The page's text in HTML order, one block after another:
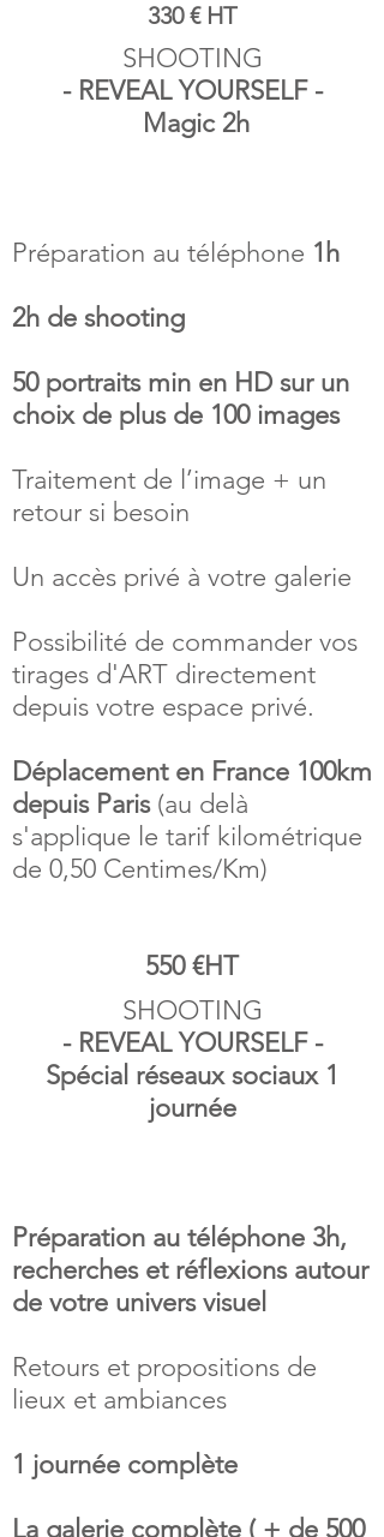
330 € HT
SHOOTING
- REVEAL YOURSELF -
Magic 2h
Préparation au téléphone 1h
2h de shooting
50 portraits min en HD sur un
choix de plus de 100 images
Traitement de l’image + un
retour si besoin
Un accès privé à votre galerie
Possibilité de commander vos
tirages d'ART directement
depuis votre espace privé.
Déplacement en France 100km
depuis Paris(au delà
s'applique le tarif kilométrique
de 0,50 Centimes/Km)
550 €HT
SHOOTING
- REVEAL YOURSELF -
Spécial réseaux sociaux 1
journée
Préparation au téléphone 3h,
recherches et réflexions autour
de votre univers visuel
Retours et propositions de
lieux et ambiances
1 journée complète
La galerie complète ( + de 500